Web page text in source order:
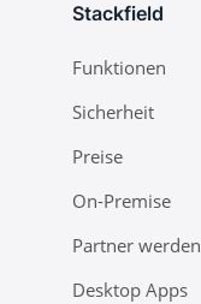
Stackfield
Funktionen
Sicherheit
Preise
On-Premise
Partner werden
Desktop Apps